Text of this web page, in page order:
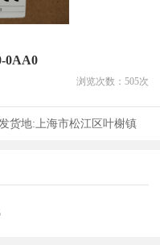
0AA0
浏览次数： 505次
发货地: 上海市松江区叶榭镇